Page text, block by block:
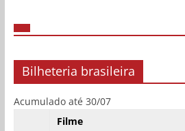
Bilheteria brasileira
Acumulado até 30/07
Filme